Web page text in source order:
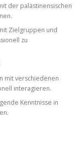
der palästinensischen
Zielgruppen und
zu
mit verschiedenen
interagieren.
Kenntnisse in